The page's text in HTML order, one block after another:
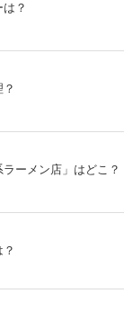
？
ーメン店」はどこ？